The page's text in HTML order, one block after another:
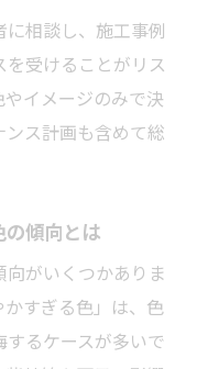
相談し、施工事例
受けることがリス
イメージのみで決
ス計画も含めて総
傾向とは
がいくつかありま
すぎる色」は、色
るケースが多いで